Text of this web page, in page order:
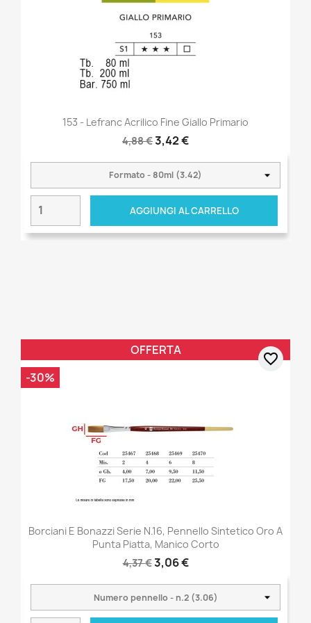
153 - Lefranc Acrilico Fine Giallo Primario
4,88 €3,42 €
AGGIUNGI AL CARRELLO
Borciani E Bonazzi Serie N.16, Pennello Sintetico Oro A
Punta Piatta, Manico Corto
4,37 €3,06 €
OFFERTA
-30%
favorite_border